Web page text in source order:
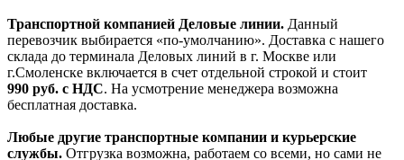
Транспортной компанией Деловые линии. Данный
перевозчик выбирается «по-умолчанию». Доставка с нашего
склада до терминала Деловых линий в г. Москве или
г.Смоленске включается в счет отдельной строкой и стоит
990 руб. с НДС. На усмотрение менеджера возможна
бесплатная доставка.
Любые другие транспортные компании и курьерские
службы. Отгрузка возможна, работаем со всеми, но сами не